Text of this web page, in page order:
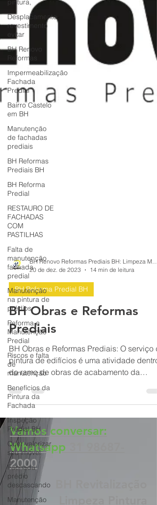
pintura,
Desplacamento
revestimento
evitar
BH Renovo
Reformas
Impermeabilização
Fachada
Predial
Bairro Castelo
em BH
Manutenção
de fachadas
prediais
BH Reformas
Prediais BH
BH Reforma
Predial
RESTAURO DE
FACHADAS
COM
PASTILHAS
Falta de
manutenção
fachada
predial
Manutenção
na pintura de
prédios
Reforma e
Manutenção
Predial
Riscos e falta
de
manutenção
Benefícios da
Pintura da
Fachada
Inspeção
Predial BH
Quer valorizar
seu imóvel
Fachada
prédio
descascando
Manutenção
20 de dez. de 2023
BH Reforma Predial BH
BH Obras e Reformas
Prediais
BH Obras e Reformas Prediais: O serviço
pintura de edifícios é uma atividade dentro
do ramo de obras de acabamento da
construção. Reforma
Vamos conversar:
Whatsapp
2000